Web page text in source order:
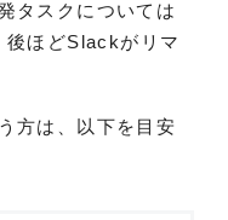
タスクについては
後ほどSlackがリマ
方は、以下を目安